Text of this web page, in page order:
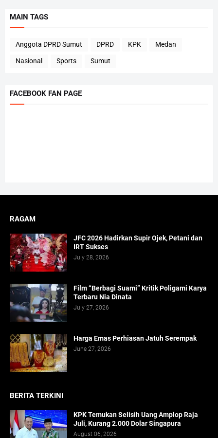
MAIN TAGS
Anggota DPRD Sumut DPRD KPK Medan
Nasional Sports Sumut
FACEBOOK FAN PAGE
RAGAM
JFC 2026 Hadirkan Supir Ojek, Petani dan
IRT Sukses
July 28, 2026
Film “Berbagi Suami” Kritik Poligami Karya
Terbaru Nia Dinata
July 27, 2026
Harga Emas Perhiasan Jatuh Serempak
June 27, 2026
BERITA TERKINI
KPK Temukan Selisih Uang Amplop Raja
Juli, Kurang 2.000 Dolar Singapura
August 06, 2026